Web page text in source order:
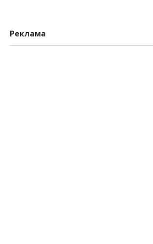
Реклама